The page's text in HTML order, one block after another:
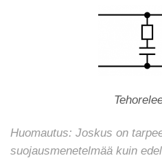
Huomautus: Joskus on
suojausmenetelmää kuin